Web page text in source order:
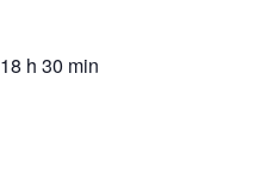
18 h 30 min